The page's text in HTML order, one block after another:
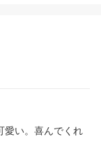
愛い。喜んでくれ